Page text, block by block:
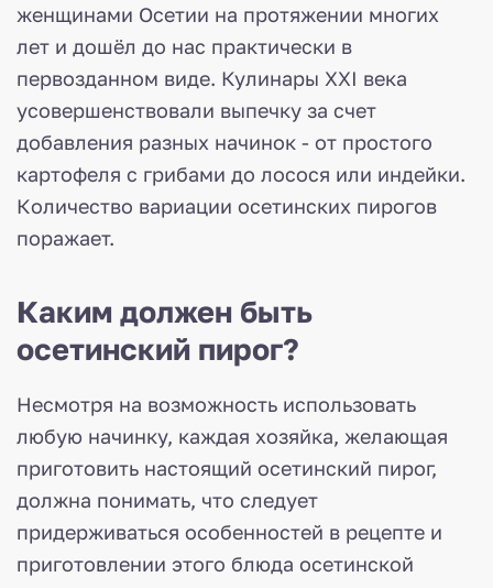
женщинами Осетии на протяжении многих
лет и дошёл до нас практически в
первозданном виде. Кулинары XXI века
усовершенствовали выпечку за счет
добавления разных начинок - от простого
картофеля с грибами до лосося или индейки.
Количество вариации осетинских пирогов
поражает.
Каким должен быть
осетинский пирог?
Несмотря на возможность использовать
любую начинку, каждая хозяйка, желающая
приготовить настоящий осетинский пирог,
должна понимать, что следует
придерживаться особенностей в рецепте и
приготовлении этого блюда осетинской